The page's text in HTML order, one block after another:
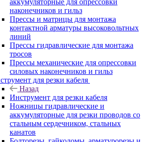
аккумуляторные для опрессовки
наконечников и гильз
Прессы и матрицы для монтажа
контактной арматуры высоковольтных
линий
Прессы гидравлические для монтажа
тросов
Прессы механические для опрессовки
силовых наконечников и гильз
для резки кабеля
Назад
Инструмент для резки кабеля
Ножницы гидравлические и
аккумуляторные для резки проводов со
стальным сердечником, стальных
канатов